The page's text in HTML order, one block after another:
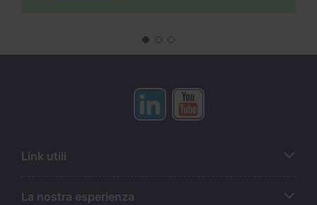
Link utili
La nostra esperienza